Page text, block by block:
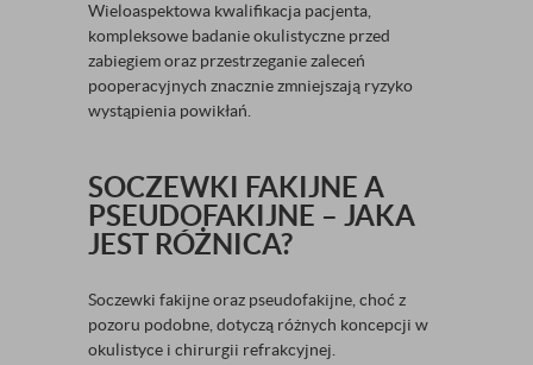
Wieloaspektowa kwalifikacja pacjenta,
kompleksowe badanie okulistyczne przed
zabiegiem oraz przestrzeganie zaleceń
pooperacyjnych znacznie zmniejszają ryzyko
wystąpienia powikłań.
SOCZEWKI FAKIJNE A
PSEUDOFAKIJNE – JAKA
JEST RÓŻNICA?
Soczewki fakijne oraz pseudofakijne, choć z
pozoru podobne, dotyczą różnych koncepcji w
okulistyce i chirurgii refrakcyjnej.